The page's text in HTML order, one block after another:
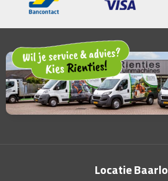
Locatie Baarlo